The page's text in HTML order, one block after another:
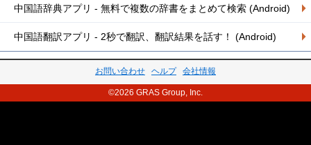
中国語辞典アプリ - 無料で複数の辞書をまとめて検索 (Android)
中国語翻訳アプリ - 2秒で翻訳、翻訳結果を話す！ (Android)
お問い合わせ ヘルプ 会社情報
©2026 GRAS Group, Inc.